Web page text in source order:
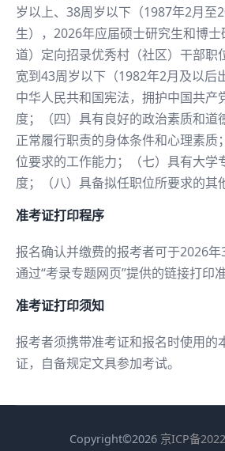
岁以上、38周岁以下（1987年2月至
生），2026年应届硕士研究生和博
道）定向招录优秀村（社区）干部职
宽到43周岁以下（1982年2月及以后
中华人民共和国宪法，拥护中国共产
度；（四）具有良好的政治素质和道
正常履行职责的身体条件和心理素质
位要求的工作能力；（七）具有大学
度；（八）具备拟任职位所要求的其
准考证打印程序
报名确认并缴费的报考者可于2026
通过“考录专题网页”提供的链接打印准
准考证打印须知
报考者须携带准考证和报名时使用的
证，自备规定文具参加考试。
Copyright©2026 京ICP备